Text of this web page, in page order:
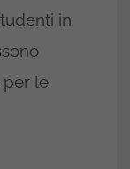
in
per le